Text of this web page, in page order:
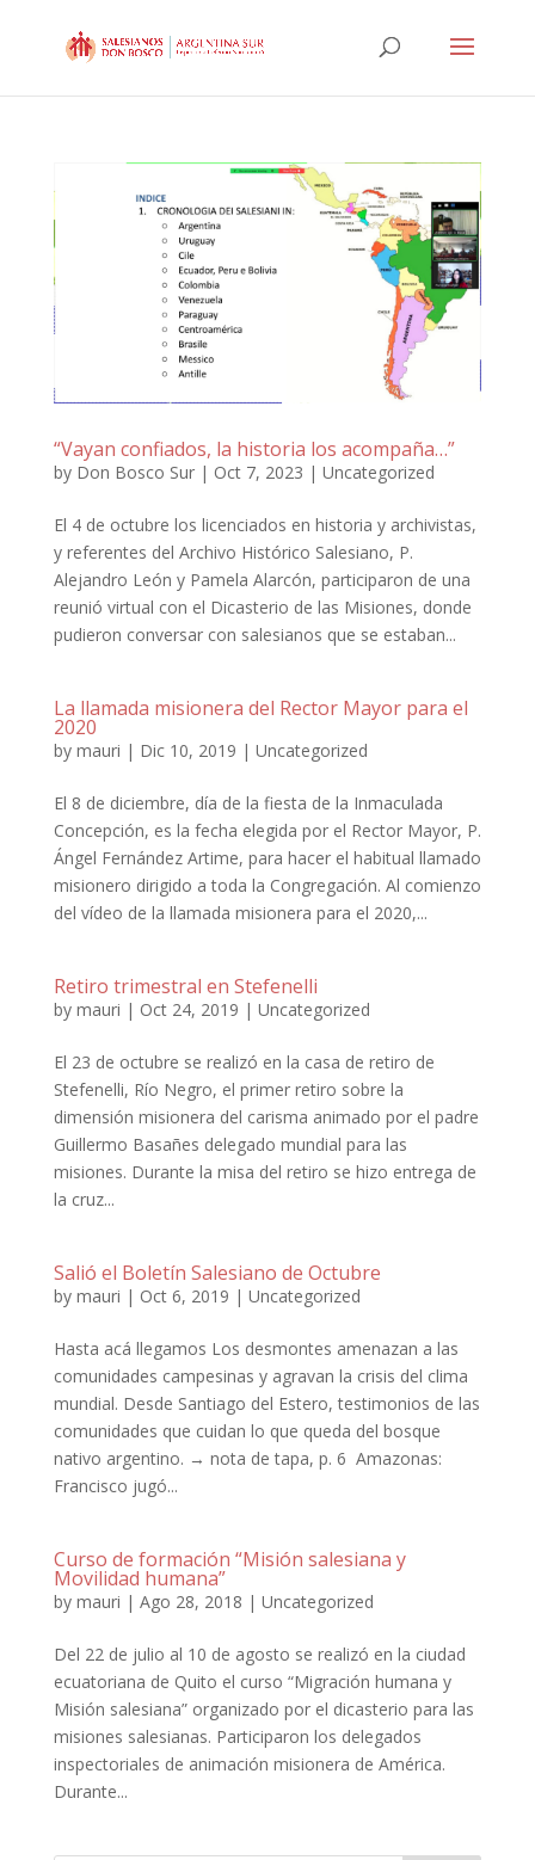
“Vayan confiados, la historia los acompaña…”
by Don Bosco Sur| Oct 7, 2023 | Uncategorized
El 4 de octubre los licenciados en historia y archivistas,
y referentes del Archivo Histórico Salesiano, P.
Alejandro León y Pamela Alarcón, participaron de una
reunió virtual con el Dicasterio de las Misiones, donde
pudieron conversar con salesianos que se estaban...
La llamada misionera del Rector Mayor para el
2020
by mauri | Dic 10, 2019 | Uncategorized
El 8 de diciembre, día de la fiesta de la Inmaculada
Concepción, es la fecha elegida por el Rector Mayor, P.
Ángel Fernández Artime, para hacer el habitual llamado
misionero dirigido a toda la Congregación. Al comienzo
del vídeo de la llamada misionera para el 2020,...
Retiro trimestral en Stefenelli
by mauri | Oct 24, 2019 | Uncategorized
El 23 de octubre se realizó en la casa de retiro de
Stefenelli, Río Negro, el primer retiro sobre la
dimensión misionera del carisma animado por el padre
Guillermo Basañes delegado mundial para las
misiones. Durante la misa del retiro se hizo entrega de
la cruz...
Salió el Boletín Salesiano de Octubre
by mauri | Oct 6, 2019 | Uncategorized
Hasta acá llegamos Los desmontes amenazan a las
comunidades campesinas y agravan la crisis del clima
mundial. Desde Santiago del Estero, testimonios de las
comunidades que cuidan lo que queda del bosque
nativo argentino. → nota de tapa, p. 6 Amazonas:
Francisco jugó...
Curso de formación “Misión salesiana y
Movilidad humana”
by mauri | Ago 28, 2018 | Uncategorized
Del 22 de julio al 10 de agosto se realizó en la ciudad
ecuatoriana de Quito el curso “Migración humana y
Misión salesiana” organizado por el dicasterio para las
misiones salesianas. Participaron los delegados
inspectoriales de animación misionera de América.
Durante...